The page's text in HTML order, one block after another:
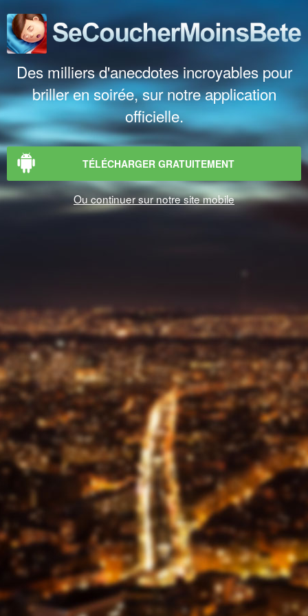
Des milliers d'anecdotes incroyables pour
briller en soirée, sur notre application
officielle.
TÉLÉCHARGER GRATUITEMENT
Ou continuer sur notre site mobile